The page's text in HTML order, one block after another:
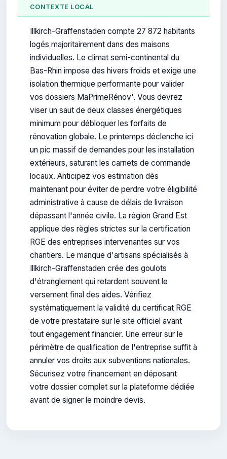
CONTEXTE LOCAL
Illkirch-Graffenstaden compte 27 872 habitants
logés majoritairement dans des maisons
individuelles. Le climat semi-continental du
Bas-Rhin impose des hivers froids et exige une
isolation thermique performante pour valider
vos dossiers MaPrimeRénov'. Vous devrez
viser un saut de deux classes énergétiques
minimum pour débloquer les forfaits de
rénovation globale. Le printemps déclenche ici
un pic massif de demandes pour les installation
extérieurs, saturant les carnets de commande
locaux. Anticipez vos estimation dès
maintenant pour éviter de perdre votre éligibilité
administrative à cause de délais de livraison
dépassant l'année civile. La région Grand Est
applique des règles strictes sur la certification
RGE des entreprises intervenantes sur vos
chantiers. Le manque d'artisans spécialisés à
Illkirch-Graffenstaden crée des goulots
d'étranglement qui retardent souvent le
versement final des aides. Vérifiez
systématiquement la validité du certificat RGE
de votre prestataire sur le site officiel avant
tout engagement financier. Une erreur sur le
périmètre de qualification de l'entreprise suffit à
annuler vos droits aux subventions nationales.
Sécurisez votre financement en déposant
votre dossier complet sur la plateforme dédiée
avant de signer le moindre devis.